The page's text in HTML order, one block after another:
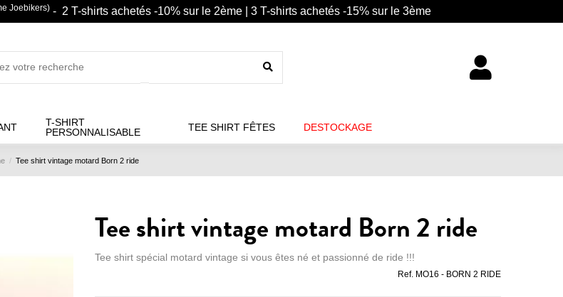
Joebikers) - 2 T-shirts achetés -10% sur le 2ème | 3 T-shirts achetés -15% sur le 3ème
T-SHIRT
PERSONNALISABLE
TEE SHIRT FÊTES DESTOCKAGE
Tee shirt vintage motard Born 2 ride
Tee shirt vintage motard Born 2 ride
Tee shirt spécial motard vintage si vous êtes né et passionné de ride !!!
Ref. MO16 - BORN 2 RIDE